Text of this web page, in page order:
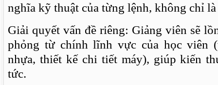
nghĩa kỹ thuật của từng lệnh, không chỉ là
Giải quyết vấn đề riêng: Giảng viên sẽ
phỏng từ chính lĩnh vực của học viên
nhựa, thiết kế chi tiết máy), giúp kiến
tức.